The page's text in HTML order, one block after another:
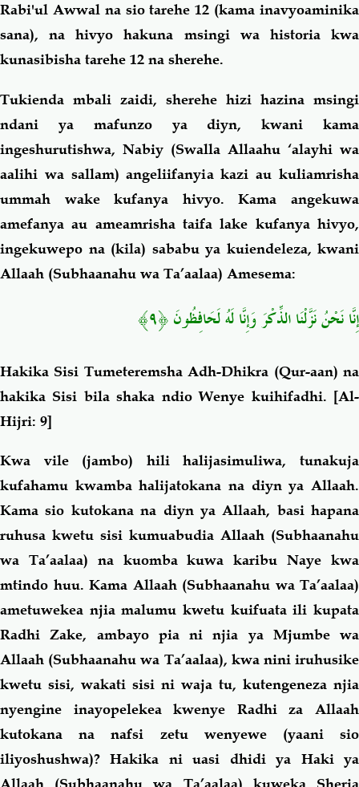
Rabi'ul Awwal na sio tarehe 12 (kama inavyoaminika
sana), na hivyo hakuna msingi wa historia kwa
kunasibisha tarehe 12 na sherehe.
Tukienda mbali zaidi, sherehe hizi hazina msingi
ndani ya mafunzo ya diyn, kwani kama
ingeshurutishwa, Nabiy (Swalla Allaahu ‘alayhi wa
aalihi wa sallam) angeliifanyia kazi au kuliamrisha
ummah wake kufanya hivyo. Kama angekuwa
amefanya au ameamrisha taifa lake kufanya hivyo,
ingekuwepo na (kila) sababu ya kuiendeleza, kwani
Allaah (Subhaanahu wa Ta’aalaa) Amesema:
إِنَّا نَحْنُ نَزَّلْنَا الذِّكْرَ وَإِنَّا لَهُ لَحَافِظُونَ ﴿٩﴾
Hakika Sisi Tumeteremsha Adh-Dhikra (Qur-aan) na
hakika Sisi bila shaka ndio Wenye kuihifadhi. [Al-
Hijri: 9]
Kwa vile (jambo) hili halijasimuliwa, tunakuja
kufahamu kwamba halijatokana na diyn ya Allaah.
Kama sio kutokana na diyn ya Allaah, basi hapana
ruhusa kwetu sisi kumuabudia Allaah (Subhaanahu
wa Ta’aalaa) na kuomba kuwa karibu Naye kwa
mtindo huu. Kama Allaah (Subhaanahu wa Ta’aalaa)
ametuwekea njia malumu kwetu kuifuata ili kupata
Radhi Zake, ambayo pia ni njia ya Mjumbe wa
Allaah (Subhaanahu wa Ta’aalaa), kwa nini iruhusike
kwetu sisi, wakati sisi ni waja tu, kutengeneza njia
nyengine inayopelekea kwenye Radhi za Allaah
kutokana na nafsi zetu wenyewe (yaani sio
iliyoshushwa)? Hakika ni uasi dhidi ya Haki ya